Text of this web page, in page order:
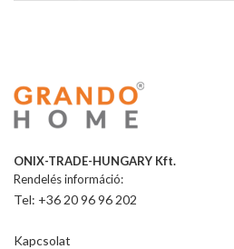
ONIX-TRADE-HUNGARY Kft.
Rendelés információ:
Tel: +36 20 96 96 202
Kapcsolat